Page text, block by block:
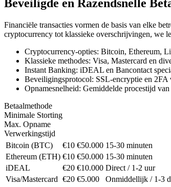
Beveiligde en Razendsnelle
Financiële transacties vormen de basis van elke
cryptocurrency tot klassieke overschrijvingen, we
Cryptocurrency-opties: Bitcoin, Ethereum,
Klassieke methodes: Visa, Mastercard en
Instant Banking: iDEAL en Bancontact
Beveiligingsprotocol: SSL-encryptie en 2FA
Opnamesnelheid: Gemiddelde procestijd
Betaalmethode
Minimale Storting
Max. Opname
Verwerkingstijd
Bitcoin (BTC)
€10 €50.000 15-30 minuten
Ethereum (ETH) €10 €50.000 15-30 minuten
iDEAL
€20 €10.000 Direct / 1-2 uur
Visa/Mastercard €20 €5.000
Onmiddellijk / 1-3